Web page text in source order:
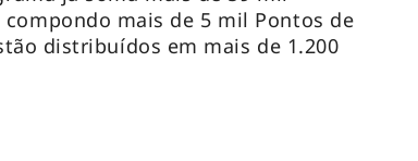
mais de 5 mil Pontos de
distribuídos em mais de 1.200